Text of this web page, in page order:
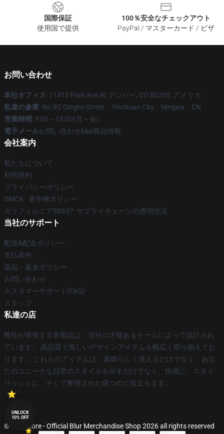
国際保証
使用国で提供
100％安全なチェックアウト
PayPal / マスターカード / ビザ
お問い合わせ
本社オフィス: 11415 Park Ave W, デンバー, CO 80205, アメリカ
私達の倉庫: No.92 Qinghe Street、Yinchuan City、Ningxia、CN
営業時間: 9:00～18:00(月～金)
電子メールお問い合わせblur商品情報
会社案内
私たちについて
利用規約
プライバシーポリシー
DMCA - 著作権ポリシー
カリフォルニアSB657: サプライチェーンの透明性法
当社のサポート
配送&配送ポリシー
支払条件
返品・返金ポリシー
お問い合わせ
カスタマーサポート(FAQ)
スタッフ
私達の店
弊社が保有する各製品は、当社の才能あるチームによって設計され
ています。 高品質で美しいデザインアイテムを幅広く取り揃えてお
ります。 これらのアイテムは、素晴らしく見えるだけでなく、あな
たのユニークな日常のスタイルを示すだけでなく、快適に、スタイ
リッシュに、そして整理された保つのに役立ちます。
© Blur Store - Official Blur Merchandise Shop 2026 all rights reserved
UNLOCK
10% OFF